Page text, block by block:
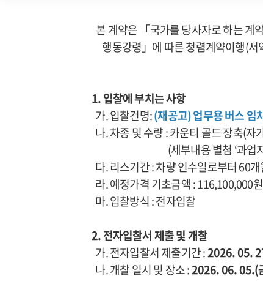
본 계약은 「국가를 당사자로 하는 계
행동강령」에 따른 청렴계약이행(서
1. 입찰에 부치는 사항
가. 입찰건명:(재공고) 업무용 버스 임
나. 차종 및 수량 : 카운티 골드 장축(자
(세부내용 별첨 ‘과업지시
다. 리스기간 : 차량 인수일로부터 60개
라. 예정가격 기초금액 : 116,100,000
마. 입찰방식 : 전자입찰
2. 전자입찰서 제출 및 개찰
가. 전자입찰서 제출기간 :2026. 05.
나. 개찰 일시 및 장소 :2026. 06. 05.(